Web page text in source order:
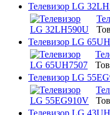
Телевизор LG
Телевизор LG
Телевизор LG
Телевизор LG